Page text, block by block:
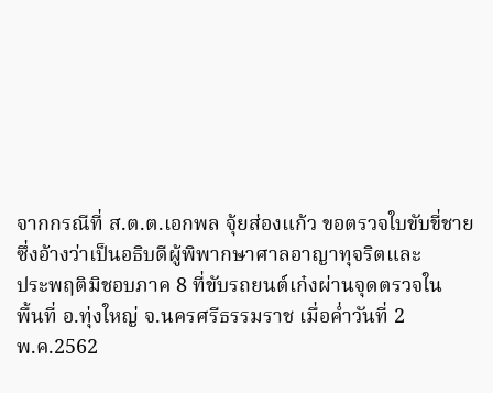
จากกรณีที่ ส.ต.ต.เอกพล จุ้ยส่องแก้ว ขอตรวจใบขับขี่ชาย
ซึ่งอ้างว่าเป็นอธิบดีผู้พิพากษาศาลอาญาทุจริตและ
ประพฤติมิชอบภาค 8 ที่ขับรถยนต์เก๋งผ่านจุดตรวจใน
พื้นที่ อ.ทุ่งใหญ่ จ.นครศรีธรรมราช เมื่อค่ำวันที่ 2
พ.ค.2562